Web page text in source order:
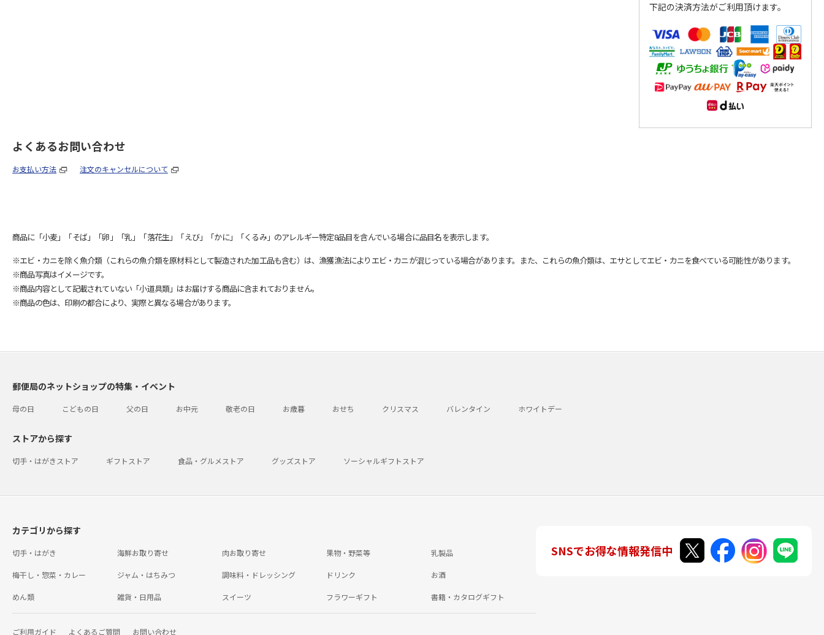
下記の決済方法がご利用頂けます。
よくあるお問い合わせ
お支払い方法 注文のキャンセルについて
商品に「小麦」「そば」「卵」「乳」「落花生」「えび」「かに」「くるみ」のアレルギー特定8品目を含んでいる場合に品目名を表示します。
※エビ・カニを除く魚介類（これらの魚介類を原材料として製造された加工品も含む）は、漁獲漁法によりエビ・カニが混じっている場合があります。また、これらの魚介類は、エサとしてエビ・カニを食べている可能性があります。
※商品写真はイメージです。
※商品内容として記載されていない「小道具類」はお届けする商品に含まれておりません。
※商品の色は、印刷の都合により、実際と異なる場合があります。
郵便局のネットショップの特集・イベント
母の日 こどもの日 父の日 お中元 敬老の日 お歳暮 おせち クリスマス バレンタイン ホワイトデー
ストアから探す
切手・はがきストア ギフトストア 食品・グルメストア グッズストア ソーシャルギフトストア
カテゴリから探す
切手・はがき 海鮮お取り寄せ 肉お取り寄せ 果物・野菜等 乳製品
梅干し・惣菜・カレー ジャム・はちみつ 調味料・ドレッシング ドリンク お酒
めん類 雑貨・日用品 スイーツ フラワーギフト 書籍・カタログギフト
ご利用ガイド よくあるご質問 お問い合わせ
SNSでお得な情報発信中